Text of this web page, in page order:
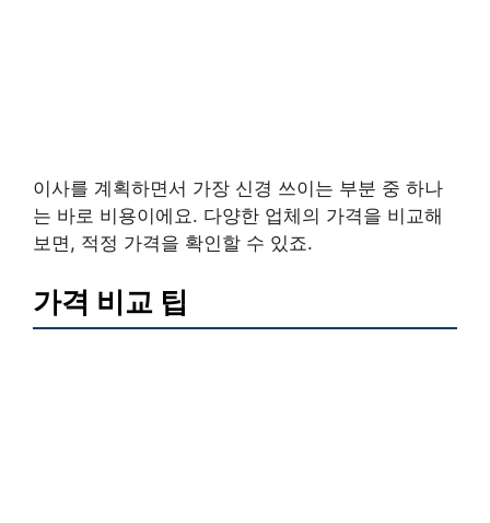
이사를 계획하면서 가장 신경 쓰이는 부분 중 하나
는 바로 비용이에요. 다양한 업체의 가격을 비교해
보면, 적정 가격을 확인할 수 있죠.
가격 비교 팁